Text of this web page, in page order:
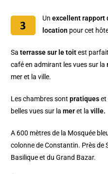
Unexcellent
location pour cet
Saterrasse sur le toitest
café en admirant les vuessur la
mer et la ville.
Les chambres sontpratiqueset
belles vues sur lameret laville.
A 600 mètres de la Mosquée
colonne de Constantin. Près de
Basilique et du Grand Bazar.